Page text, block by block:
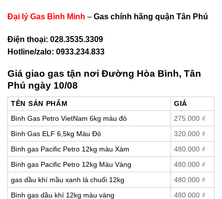
Đại lý Gas Bình Minh – Gas chính hãng quận Tân Phú
Điện thoại: 028.3535.3309
Hotline/zalo: 0933.234.833
Giá giao gas tận nơi Đường Hòa Bình, Tân
Phú ngày 10/08
TÊN SẢN PHẨM
GIÁ
Bình Gas Petro VietNam 6kg màu đỏ
275.000 ₫
Bình Gas ELF 6,5kg Màu Đỏ
320.000 ₫
Bình gas Pacific Petro 12kg màu Xám
480.000 ₫
Bình gas Pacific Petro 12kg Màu Vàng
480.000 ₫
gas dầu khí mầu xanh lá chuối 12kg
480.000 ₫
Bình gas dầu khí 12kg màu vàng
480.000 ₫